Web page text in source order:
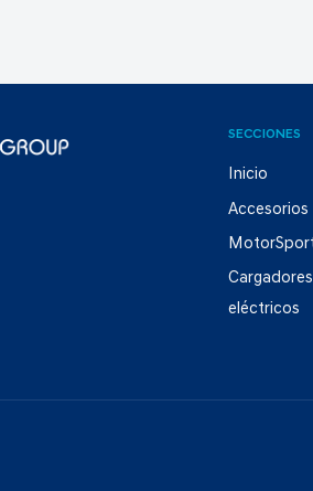
SECCIONES
Inicio
Accesorios
Cargadores
eléctricos